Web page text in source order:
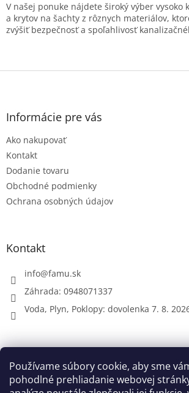
Používame súbory cookie, aby sme
pohodlné prehliadanie webovej
V našej ponuke nájdete široký výber vysoko
a krytov na šachty z rôznych materiálov,
zvýšiť bezpečnosť a spoľahlivosť
Z
Informácie pre vás
Ako nakupovať
Kontakt
Dodanie tovaru
Obchodné podmienky
Ochrana osobných údajov
Kontakt
info@famu.sk
Záhrada: 0948071337
Voda, Plyn, Poklopy: dovolenka 7. 8.